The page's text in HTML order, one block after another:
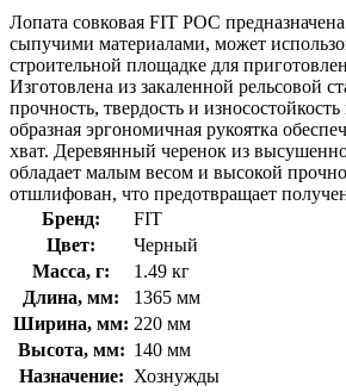
Лопата совковая FIT РОС предназначена
сыпучими материалами, может
строительной площадке для
Изготовлена из закаленной рельсовой
прочность, твердость и
образная эргономичная рукоятка
хват. Деревянный черенок из
обладает малым весом и высокой
отшлифован, что предотвращает
Бренд:
FIT
Цвет:
Черный
Масса, г:
1.49 кг
Длина, мм:
1365 мм
Ширина, мм: 220 мм
Высота, мм: 140 мм
Назначение: Хознужды